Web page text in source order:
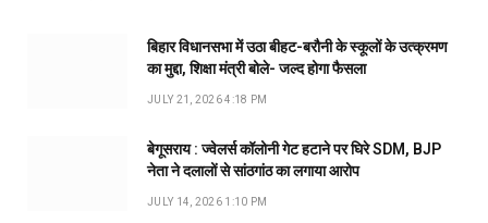
बिहार विधानसभा में उठा बीहट-बरौनी के स्कूलों के उत्क्रमण
का मुद्दा, शिक्षा मंत्री बोले- जल्द होगा फैसला
JULY 21, 2026 4:18 PM
बेगूसराय : ज्वेलर्स कॉलोनी गेट हटाने पर घिरे SDM, BJP
नेता ने दलालों से सांठगांठ का लगाया आरोप
JULY 14, 2026 1:10 PM